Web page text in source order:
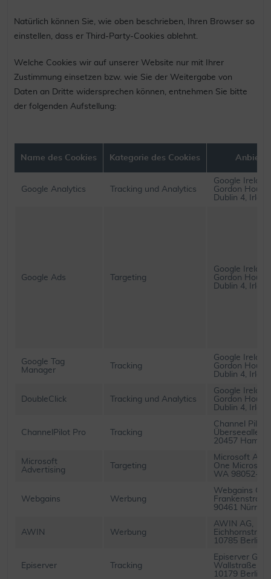
Natürlich können Sie, wie oben beschrieben, Ihren Browser so
einstellen, dass er Third-Party-Cookies ablehnt.
Welche Cookies wir auf unserer Website nur mit Ihrer
Zustimmung einsetzen bzw. wie Sie der Weitergabe von
Daten an Dritte widersprechen können, entnehmen Sie bitte
der folgenden Aufstellung:
Name des Cookies Kategorie des Cookies
Google Analytics Tracking und Analytics
Google
Gordon
Dublin 4, Irland
Google Ads Targeting
Google
Gordon
Dublin 4, Irland
Google Tag
Manager
Tracking
Google
Gordon
Dublin 4, Irland
DoubleClick Tracking und Analytics
Google
Gordon
Dublin 4, Irland
ChannelPilot Pro Tracking
Channel Pilot
Überseealle 1
20457
Microsoft
Advertising
Targeting
Microsoft
One Microsoft
WA 98052-
Webgains Werbung
Webgains
90461
AWIN Werbung
AWIN AG,
10785 Berlin
Episerver Tracking
Episerver
Wallstraße 16,
10179 Berlin